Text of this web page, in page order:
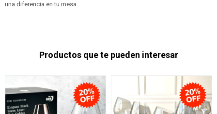
una diferencia en tu mesa.
Productos que te pueden interesar